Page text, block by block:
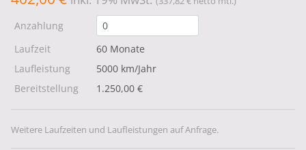
Anzahlung
Laufzeit
60 Monate
Laufleistung
5000 km/Jahr
Bereitstellung
1.250,00 €
Weitere Laufzeiten und Laufleistungen auf Anfrage.